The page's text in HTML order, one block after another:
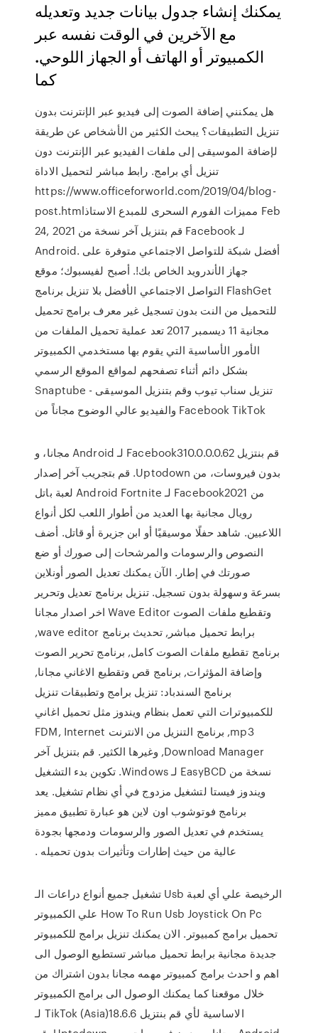
يمكنك إنشاء جدول بيانات جديد وتعديله
مع الآخرين في الوقت نفسه عبر
الكمبيوتر أو الهاتف أو الجهاز اللوحي.
كما
هل يمكنني إضافة الصوت إلى فيديو عبر الإنترنت بدون
تنزيل التطبيقات؟ يبحث الكثير من الأشخاص عن طريقة
لإضافة الموسيقى إلى ملفات الفيديو عبر الإنترنت دون
تنزيل أي برامج. رابط مباشر لتحميل الاداة
https://www.officeforworld.com/2019/04/blog-
post.htmlمميزات الفورم السحرى للمبدع الاستاذ Feb
24, 2021 قم بتنزيل آخر نسخة من Facebook لـ
Android. أفضل شبكة للتواصل الاجتماعي متوفرة على
جهاز الأندرويد الخاص بك!. أصبح لفيسبوك؛ موقع
التواصل الاجتماعي الأفضل بلا تنزيل برنامج FlashGet
للتحميل من النت بدون تسجيل غير معرف برامج تحميل
مجانية 11 ديسمبر 2017 تعد عملية تحميل الملفات من
الأمور الأساسية التي يقوم بها مستخدمي الكمبيوتر
بشكل دائم أثناء تصفحهم لمواقع الموقع الرسمي
Snaptube - تنزيل سناب تيوب وقم بتنزيل الموسيقى
والفيديو عالي الوضوح مجاناً من Facebook TikTok
‫قم بنتزيل Facebook310.0.0.0.62 لـ Android مجانا، و
بدون فيروسات، من Uptodown. قم بتجريب آخر إصدار
من Facebook2021 لـ Android Fortnite لعبة باتل
رويال مجانية بها العديد من أطوار اللعب لكل أنواع
اللاعبين. شاهد حفلًا موسيقيًا أو ابن جزيرة أو قاتل. أضف
النصوص والرسومات والمرشحات إلى صورك أو ضع
صورتك في إطار. الآن يمكنك تعديل الصور أونلاين
بسرعة وسهولة بدون تسجيل. تنزيل برنامج تعديل وتحرير
وتقطيع ملفات الصوت Wave Editor اخر اصدار مجانا
برابط تحميل مباشر, تحديث برنامج wave editor,
برنامج تقطيع ملفات الصوت كامل, برنامج تحرير الصوت
وإضافة المؤثرات, برنامج قص وتقطيع الاغاني مجانا,
برنامج السندباد: تنزيل برامج وتطبيقات تنزيل
للكمبيوترات التي تعمل بنظام ويندوز مثل تحميل اغاني
mp3, برنامج التنزيل من الانترنت FDM, Internet
Download Manager, وغيرها الكثير. قم بتنزيل آخر
نسخة من EasyBCD لـ Windows. تكوين بدء التشغيل
ويندوز فيستا لتشغيل مزدوج في أي نظام تشغيل. يعد
برنامج فوتوشوب اون لاين هو عبارة تطبيق مميز
يستخدم في تعديل الصور والرسومات ودمجها بجودة
عالية من حيث إطارات وتأثيرات بدون تحميله .
تشغيل جميع أنواع دراعات الـ Usb الرخيصة علي أي لعبة
علي الكمبيوتر How To Run Usb Joystick On Pc
تحميل برامج كمبيوتر. الان يمكنك تنزيل برامج للكمبيوتر
جديدة مجانية برابط تحميل مباشر تستطيع الوصول الى
اهم و احدث برامج كمبيوتر مهمه مجانا بدون اشتراك من
خلال موقعنا كما يمكنك الوصول الى برامج الكمبيوتر
الاساسية لأي ‫قم بنتزيل TikTok (Asia)18.6.6 لـ